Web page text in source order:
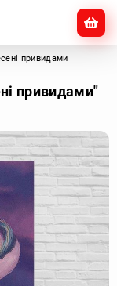
привидами
привидами"